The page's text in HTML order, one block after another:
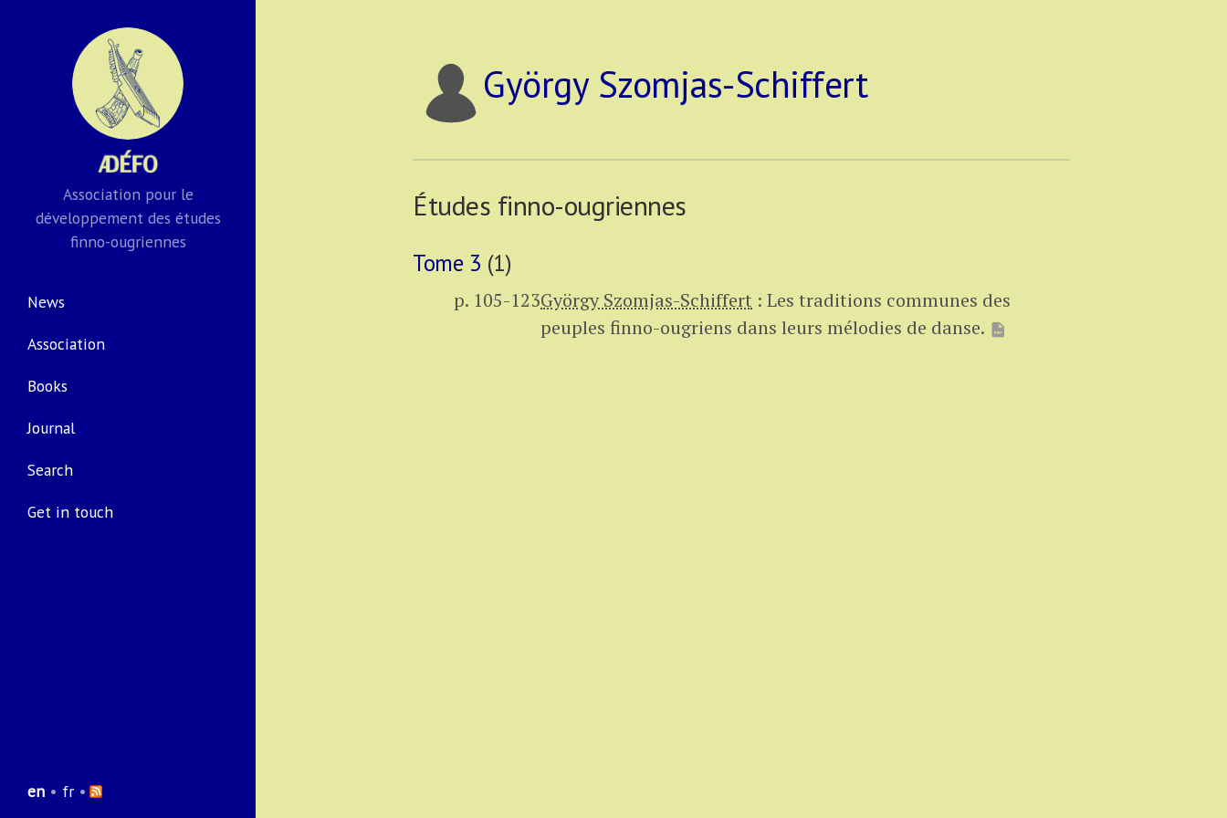
Association pour le
développement des études
finno-ougriennes
News
Association
Books
Journal
Search
Get in touch
en • fr •
György Szomjas-Schiffert
Études finno-ougriennes
Tome 3 (1)
p. 105-123György Szomjas-Schiffert : Les traditions communes des
peuples finno-ougriens dans leurs mélodies de danse.